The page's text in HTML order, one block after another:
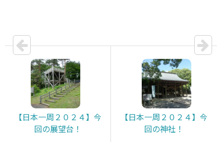
【日本一周２０２４】今
回の展望台！
【日本一周２０２４】今
回の神社！